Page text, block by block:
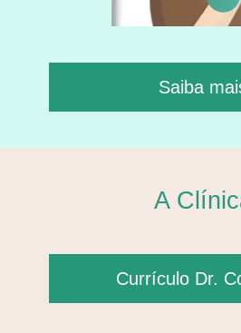
Saiba
A
Currículo Dr.